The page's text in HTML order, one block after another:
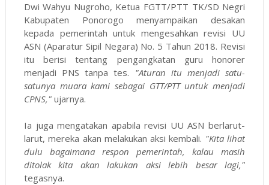
Dwi Wahyu Nugroho, Ketua FGTT/PTT TK/SD Negri
Kabupaten Ponorogo menyampaikan desakan
kepada pemerintah untuk mengesahkan revisi UU
ASN (Aparatur Sipil Negara) No. 5 Tahun 2018. Revisi
itu berisi tentang pengangkatan guru honorer
menjadi PNS tanpa tes. "Aturan itu menjadi satu-
satunya muara kami sebagai GTT/PTT untuk menjadi
CPNS,"ujarnya.
Ia juga mengatakan apabila revisi UU ASN berlarut-
larut, mereka akan melakukan aksi kembali. "Kita lihat
dulu bagaimana respon pemerintah, kalau masih
ditolak kita akan lakukan aksi lebih besar lagi,"
tegasnya.